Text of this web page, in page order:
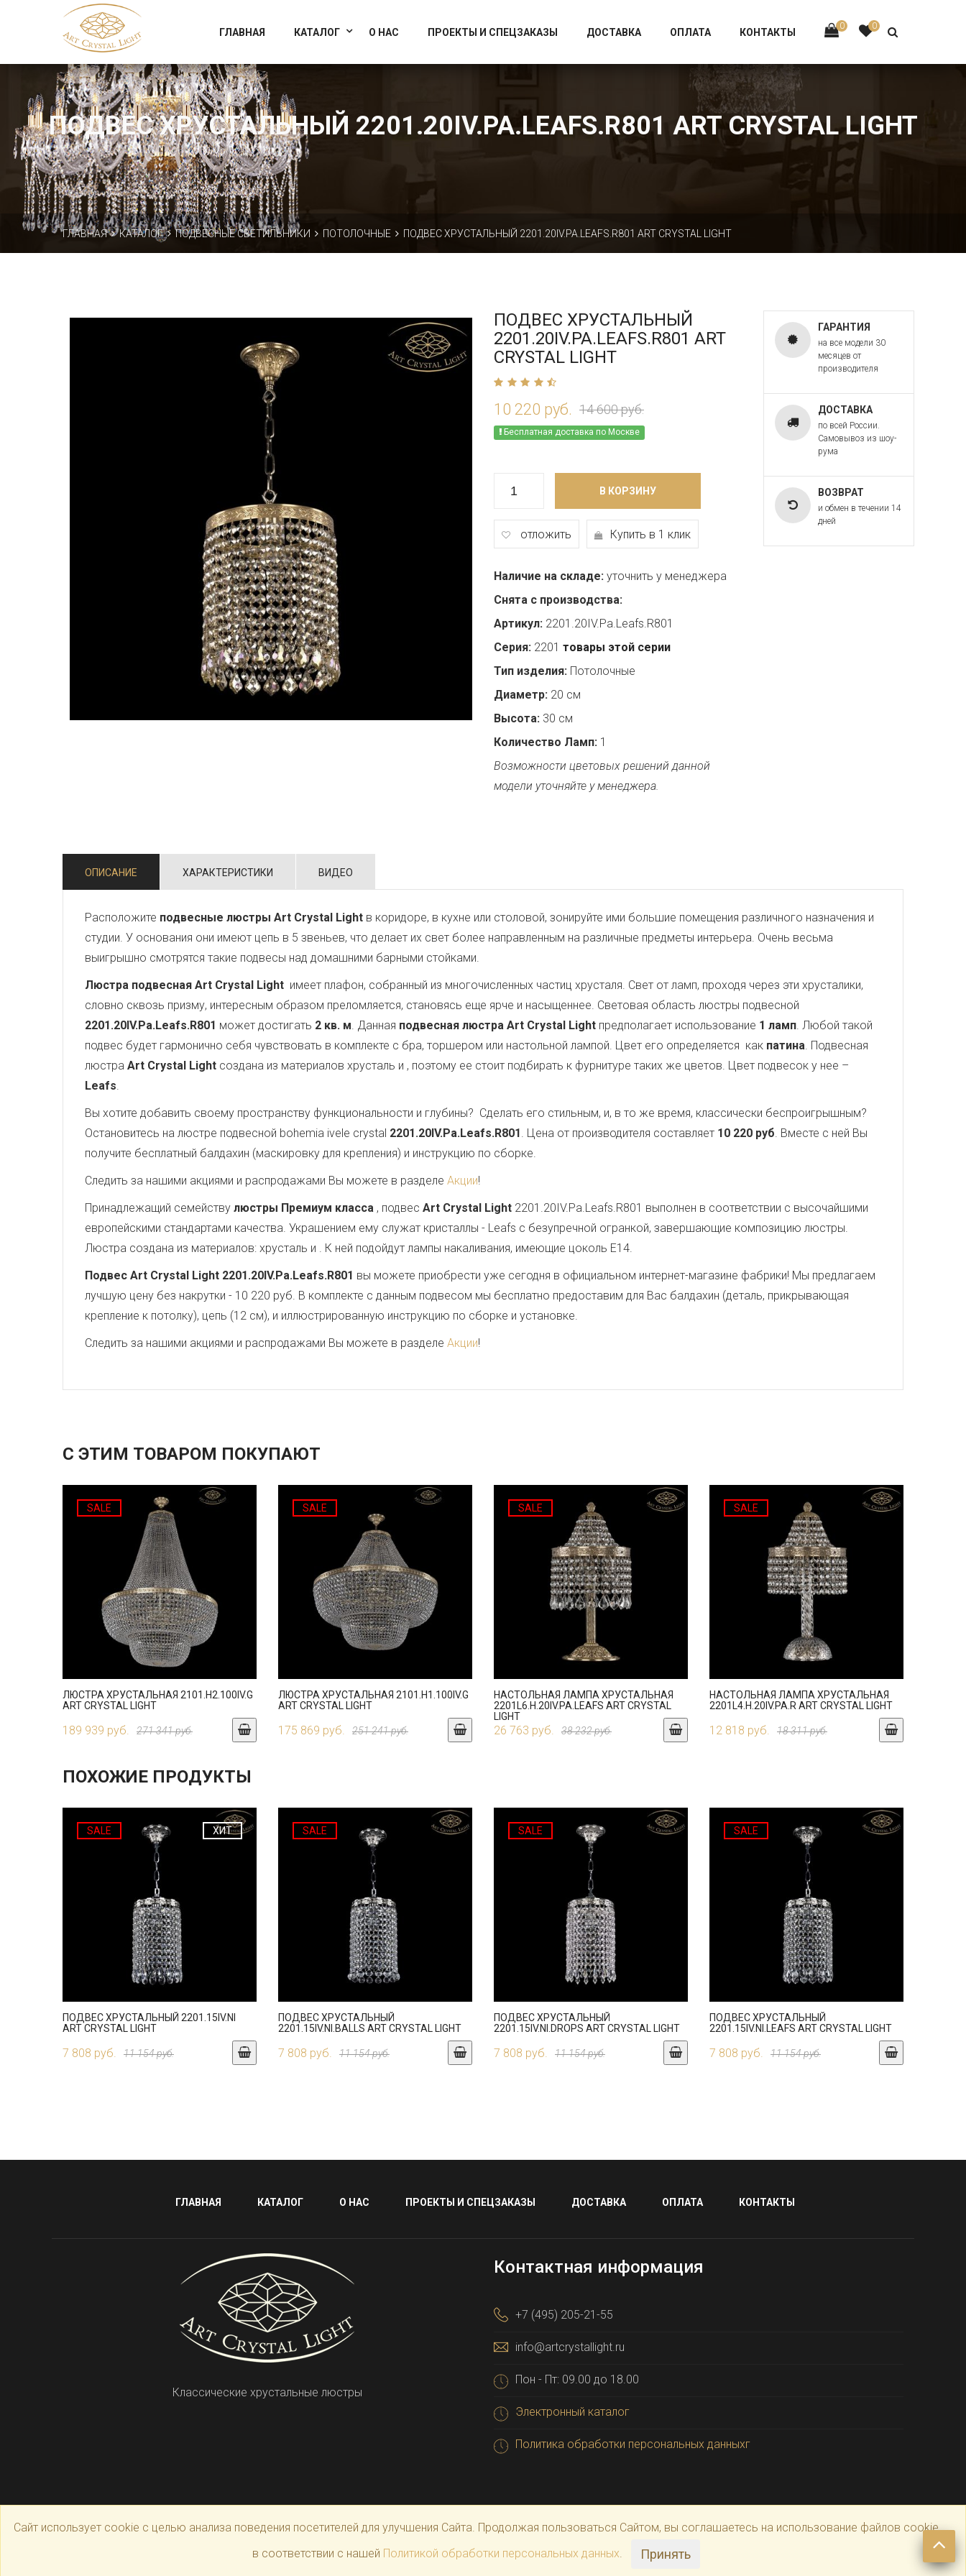
Официальный магазин фабрики Art Crystal Light
0 0
ГЛАВНАЯ КАТАЛОГ О НАС ПРОЕКТЫ И СПЕЦЗАКАЗЫ ДОСТАВКА ОПЛАТА КОНТАКТЫ
ПОДВЕС ХРУСТАЛЬНЫЙ 2201.20IV.PA.LEAFS.R801 ART CRYSTAL LIGHT
ГЛАВНАЯ КАТАЛОГ ПОДВЕСНЫЕ СВЕТИЛЬНИКИ ПОТОЛОЧНЫЕ ПОДВЕС ХРУСТАЛЬНЫЙ 2201.20IV.PA.LEAFS.R801 ART CRYSTAL LIGHT
ПОДВЕС ХРУСТАЛЬНЫЙ
2201.20IV.PA.LEAFS.R801 ART
CRYSTAL LIGHT
10 220 руб. 14 600 руб.
Бесплатная доставка по Москве
В КОРЗИНУ
отложить Купить в 1 клик
Наличие на складе: уточнить у менеджера
Снята с производства:
Артикул: 2201.20IV.Pa.Leafs.R801
Серия: 2201 товары этой серии
Тип изделия: Потолочные
Диаметр: 20 см
Высота: 30 см
Количество Ламп: 1
Возможности цветовых решений данной
модели уточняйте у менеджера.
ГАРАНТИЯ
на все модели 30
месяцев от
производителя
ДОСТАВКА
по всей России.
Самовывоз из шоу-
рума
ВОЗВРАТ
и обмен в течении 14
дней
ОПИСАНИЕ ХАРАКТЕРИСТИКИ ВИДЕО
Расположите подвесные люстры Art Crystal Light в коридоре, в кухне или столовой, зонируйте ими большие помещения различного назначения и
студии. У основания они имеют цепь в 5 звеньев, что делает их свет более направленным на различные предметы интерьера. Очень весьма
выигрышно смотрятся такие подвесы над домашними барными стойками.
Люстра подвесная Art Crystal Light имеет плафон, собранный из многочисленных частиц хрусталя. Свет от ламп, проходя через эти хрусталики,
словно сквозь призму, интересным образом преломляется, становясь еще ярче и насыщеннее. Световая область люстры подвесной
2201.20IV.Pa.Leafs.R801 может достигать 2 кв. м. Данная подвесная люстра Art Crystal Light предполагает использование 1 ламп. Любой такой
подвес будет гармонично себя чувствовать в комплекте с бра, торшером или настольной лампой. Цвет его определяется как патина. Подвесная
люстра Art Crystal Light создана из материалов хрусталь и , поэтому ее стоит подбирать к фурнитуре таких же цветов. Цвет подвесок у нее –
Leafs.
Вы хотите добавить своему пространству функциональности и глубины? Сделать его стильным, и, в то же время, классически беспроигрышным?
Остановитесь на люстре подвесной bohemia ivele crystal 2201.20IV.Pa.Leafs.R801. Цена от производителя составляет 10 220 руб. Вместе с ней Вы
получите бесплатный балдахин (маскировку для крепления) и инструкцию по сборке.
Следить за нашими акциями и распродажами Вы можете в разделе Акции!
Принадлежащий семейству люстры Премиум класса , подвес Art Crystal Light 2201.20IV.Pa.Leafs.R801 выполнен в соответствии с высочайшими
европейскими стандартами качества. Украшением ему служат кристаллы - Leafs с безупречной огранкой, завершающие композицию люстры.
Люстра создана из материалов: хрусталь и . К ней подойдут лампы накаливания, имеющие цоколь E14.
Подвес Art Crystal Light 2201.20IV.Pa.Leafs.R801 вы можете приобрести уже сегодня в официальном интернет-магазине фабрики! Мы предлагаем
лучшую цену без накрутки - 10 220 руб. В комплекте с данным подвесом мы бесплатно предоставим для Вас балдахин (деталь, прикрывающая
крепление к потолку), цепь (12 см), и иллюстрированную инструкцию по сборке и установке.
Следить за нашими акциями и распродажами Вы можете в разделе Акции!
С ЭТИМ ТОВАРОМ ПОКУПАЮТ
SALE
ЛЮСТРА ХРУСТАЛЬНАЯ 2101.H2.100IV.G
ART CRYSTAL LIGHT
189 939 руб. 271 341 руб.
SALE
ЛЮСТРА ХРУСТАЛЬНАЯ 2101.H1.100IV.G
ART CRYSTAL LIGHT
175 869 руб. 251 241 руб.
SALE
НАСТОЛЬНАЯ ЛАМПА ХРУСТАЛЬНАЯ
2201L6.H.20IV.PA.LEAFS ART CRYSTAL
LIGHT
26 763 руб. 38 232 руб.
SALE
НАСТОЛЬНАЯ ЛАМПА ХРУСТАЛЬНАЯ
2201L4.H.20IV.PA.R ART CRYSTAL LIGHT
12 818 руб. 18 311 руб.
ПОХОЖИЕ ПРОДУКТЫ
ХИТ
SALE
ПОДВЕС ХРУСТАЛЬНЫЙ 2201.15IV.NI
ART CRYSTAL LIGHT
7 808 руб. 11 154 руб.
SALE
ПОДВЕС ХРУСТАЛЬНЫЙ
2201.15IV.NI.BALLS ART CRYSTAL LIGHT
7 808 руб. 11 154 руб.
SALE
ПОДВЕС ХРУСТАЛЬНЫЙ
2201.15IV.NI.DROPS ART CRYSTAL LIGHT
7 808 руб. 11 154 руб.
SALE
ПОДВЕС ХРУСТАЛЬНЫЙ
2201.15IV.NI.LEAFS ART CRYSTAL LIGHT
7 808 руб. 11 154 руб.
ГЛАВНАЯ КАТАЛОГ О НАС ПРОЕКТЫ И СПЕЦЗАКАЗЫ ДОСТАВКА ОПЛАТА КОНТАКТЫ
Классические хрустальные люстры
Контактная информация
+7 (495) 205-21-55
info@artcrystallight.ru
Пон - Пт: 09.00 до 18.00
Электронный каталог
Политика обработки персональных данныхг
Сайт использует cookie с целью анализа поведения посетителей для улучшения Сайта. Продолжая пользоваться Сайтом, вы соглашаетесь на использование файлов cookie
в соответствии с нашей Политикой обработки персональных данных Принять